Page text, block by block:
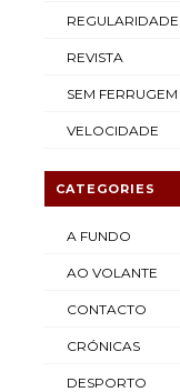
REGULARIDADE
REVISTA
SEM FERRUGEM
VELOCIDADE
CATEGORIES
A FUNDO
AO VOLANTE
CONTACTO
CRÓNICAS
DESPORTO